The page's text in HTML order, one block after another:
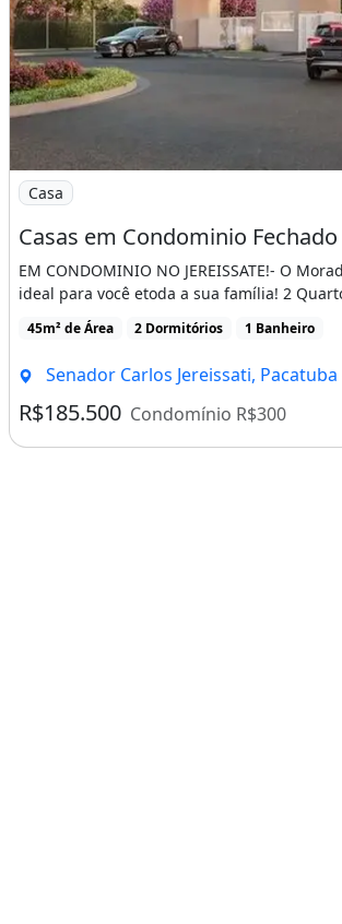
Imagem: Casas em Condominio
Casa
EM CONDOMINIO NO JEREISSATE!- O
ideal para você etoda a sua família! 2
45m² de Área 2 Dormitórios 1 Banheiro
Senador Carlos Jereissati, Pacatuba
R$185.500 Condomínio R$300